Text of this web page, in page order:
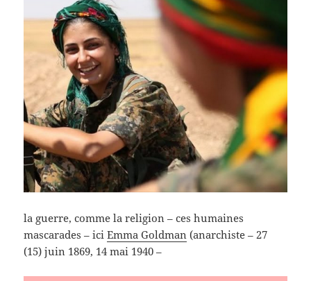
la guerre, comme la religion – ces humaines
mascarades – iciEmma Goldman (anarchiste – 27
(15) juin 1869, 14 mai 1940 –